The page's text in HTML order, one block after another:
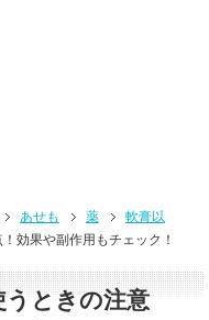
あせも 薬
軟膏以
効果や副作用もチェック！
ときの注意